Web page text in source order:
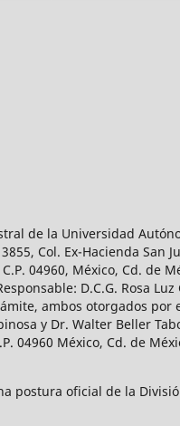
de la Universidad
Col. Ex-Hacienda San
04960, México, Cd. de
D.C.G. Rosa Luz
ambos otorgados
y Dr. Walter Beller
04960 México, Cd. de
postura oficial de la